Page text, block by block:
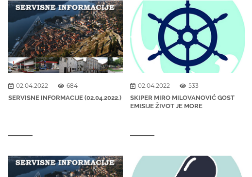
02.04.2022
684
SERVISNE INFORMACIJE (02.04.2022.)
02.04.2022
533
SKIPER MIRO MILOVANOVIĆ GOST
EMISIJE ŽIVOT JE MORE